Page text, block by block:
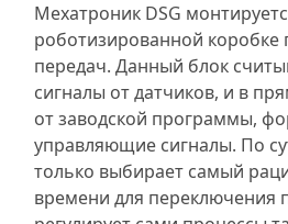
Мехатроник DSG
роботизированной коробке
передач. Данный блок
сигналы от датчиков, и в
от заводской программы,
управляющие сигналы. По
только выбирает самый
времени для переключения